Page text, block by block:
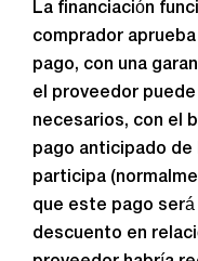
La financiación
comprador
pago, con una
el proveedor
necesarios, con el
pago anticipado de
participa
que este pago
descuento en